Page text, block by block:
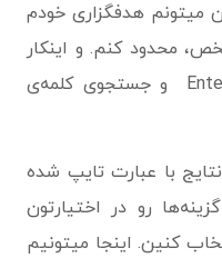
میتونم هدفگزاری خودم
محدود کنم. و اینکار
رو از طریق بخش Enter a Location و جستجوی کلمه‌ی
با عبارت تایپ شده
رو در اختیارتون
کنین. اینجا میتونیم